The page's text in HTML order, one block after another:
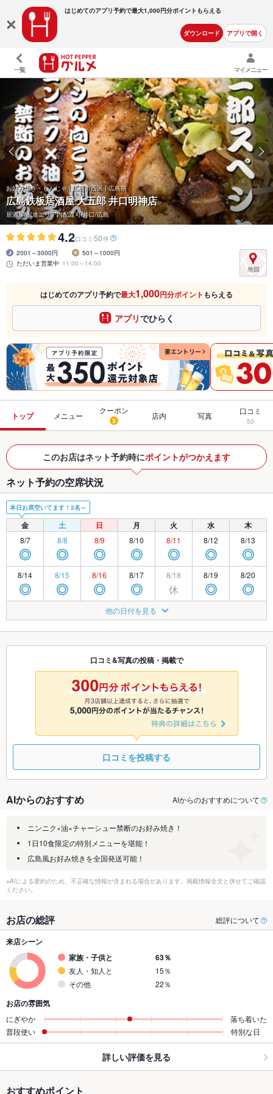
はじめてのアプリ予約で最大1,000円分ポイントもらえる
ダウンロード アプリで開く
一覧 マイメニュー
お好み焼き・もんじゃ | 広島市西区 | 広島県
広島鉄板居酒屋 大五郎 井口明神店
居酒屋/配達エリア内配達可/井口/広島
4.2口コミ 50件
2001～3000円
501～1000円
ただいま営業中 11:00～14:00
はじめてのアプリ予約で最大1,000円分ポイント もらえる
アプリでひらく
トップ メニュー
クーポン
3 店内 写真 口コミ
50
このお店はネット予約時にポイントがつかえます
ネット予約の空席状況
本日お席空いてます！2名～
金 土 日 月 火 水 木
8/7
◎
8/8
◎
8/9
◎
8/10
◎
8/11
◎
8/12
◎
8/13
◎
8/14
◎
8/15
◎
8/16
◎
8/17
◎
8/18
休
8/19
◎
8/20
◎
◎ ◎
8/23
◎
8/24
◎
8/25
休 ◎ ◎
8/28 8/29 8/30
◎
8/31
◎
9/1
休
9/2 9/3
9/6
◎ ◎ 休 ◎
他の日付を見る
口コミ&写真の投稿・掲載で
口コミを投稿する
AIからのおすすめ AIからのおすすめについて
ニンニク×油×チャーシュー禁断のお好み焼き！
1日10食限定の特別メニューを堪能！
広島風お好み焼きを全国発送可能！
※AIによる要約のため、不正確な情報が含まれる場合があります。掲載情報全文と併せてご確認
ください。
お店の総評 総評について
来店シーン
家族・子供と
63％
友人・知人と
15％
その他
22％
お店の雰囲気
にぎやか
落ち着いた
普段使い
特別な日
詳しい評価を見る
おすすめポイント